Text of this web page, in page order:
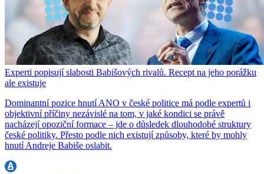
Experti popisují slabosti Babišových rivalů. Recept na jeho porážku
ale existuje
Dominantní pozice hnutí ANO v české politice má podle expertů i
objektivní příčiny nezávislé na tom, v jaké kondici se právě
nacházejí opoziční formace – jde o důsledek dlouhodobé struktury
české politiky. Přesto podle nich existují způsoby, které by mohly
hnutí Andreje Babiše oslabit.